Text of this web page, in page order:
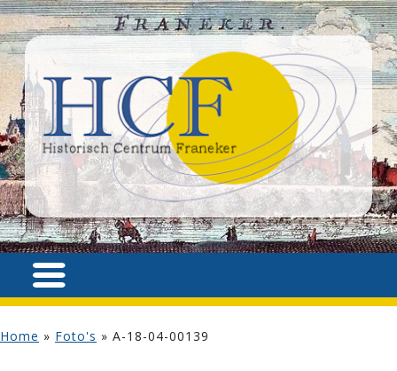
Home » Foto's » A-18-04-00139